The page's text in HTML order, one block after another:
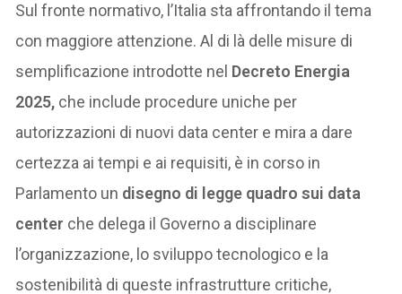
Sul fronte normativo, l’Italia sta affrontando il tema
con maggiore attenzione. Al di là delle misure di
semplificazione introdotte nel Decreto Energia
2025, che include procedure uniche per
autorizzazioni di nuovi data center e mira a dare
certezza ai tempi e ai requisiti, è in corso in
Parlamento un disegno di legge quadro sui data
center che delega il Governo a disciplinare
l’organizzazione, lo sviluppo tecnologico e la
sostenibilità di queste infrastrutture critiche,